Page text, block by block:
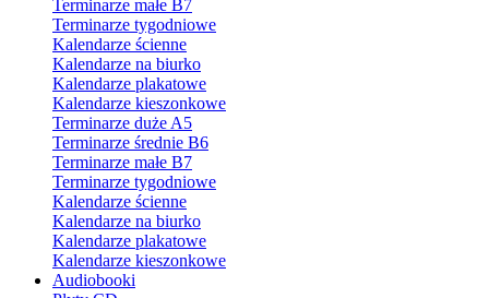
Terminarze małe B7
Terminarze tygodniowe
Kalendarze ścienne
Kalendarze na biurko
Kalendarze plakatowe
Kalendarze kieszonkowe
Terminarze duże A5
Terminarze średnie B6
Terminarze małe B7
Terminarze tygodniowe
Kalendarze ścienne
Kalendarze na biurko
Kalendarze plakatowe
Kalendarze kieszonkowe
Audiobooki